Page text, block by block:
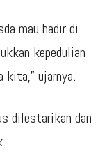
mau hadir di
kepedulian
kita,” ujarnya.
dilestarikan dan